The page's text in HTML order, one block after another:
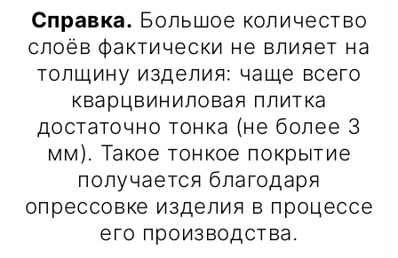
Справка. Большое количество
слоёв фактически не влияет на
толщину изделия: чаще всего
кварцвиниловая плитка
достаточно тонка (не более 3
мм). Такое тонкое покрытие
получается благодаря
опрессовке изделия в процессе
его производства.